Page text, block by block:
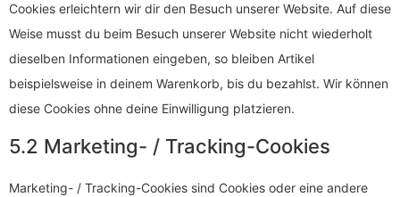
Cookies erleichtern wir dir den Besuch unserer Website. Auf diese
Weise musst du beim Besuch unserer Website nicht wiederholt
dieselben Informationen eingeben, so bleiben Artikel
beispielsweise in deinem Warenkorb, bis du bezahlst. Wir können
diese Cookies ohne deine Einwilligung platzieren.
5.2 Marketing- / Tracking-Cookies
Marketing- / Tracking-Cookies sind Cookies oder eine andere